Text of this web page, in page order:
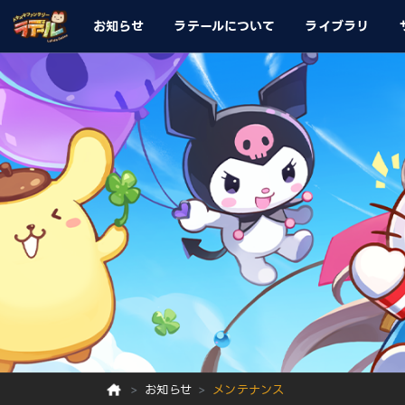
お知らせ ラテールについて ライブラリ
お知らせ メンテナンス